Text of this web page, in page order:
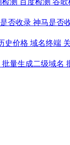
测 百度检测 谷
否收录 神马是否
史价格 域名终端
批量生成二级域名